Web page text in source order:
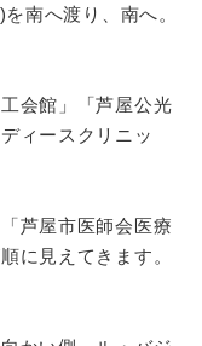
)を南へ渡り、南へ。
会館」「芦屋公光
ィースクリニッ
芦屋市医師会医療
に見えてきます。